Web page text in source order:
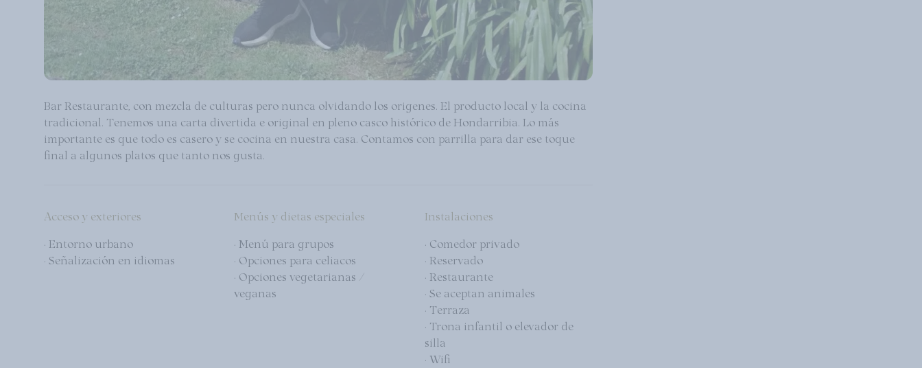
Bar Restaurante, con mezcla de culturas pero nunca olvidando los origenes. El producto local y la cocina
tradicional. Tenemos una carta divertida e original en pleno casco histórico de Hondarribia. Lo más
importante es que todo es casero y se cocina en nuestra casa. Contamos con parrilla para dar ese toque
final a algunos platos que tanto nos gusta.
Acceso y exteriores
· Entorno urbano
· Señalización en idiomas
Menús y dietas especiales
· Menú para grupos
· Opciones para celiacos
· Opciones vegetarianas /
veganas
Instalaciones
· Comedor privado
· Reservado
· Restaurante
· Se aceptan animales
· Terraza
· Trona infantil o elevador de
silla
· Wifi